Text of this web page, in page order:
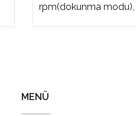
rpm(dokunma
MENÜ